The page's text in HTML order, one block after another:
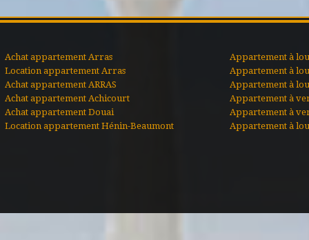
Achat appartement Arras
Location appartement Arras
Achat appartement ARRAS
Achat appartement Achicourt
Achat appartement Douai
Location appartement Hénin-Beaumont
Appartement à
Appartement à
Appartement à
Appartement à
Appartement à
Appartement à